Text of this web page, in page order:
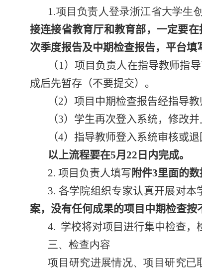
1.项目负责人登录浙江省大学生
接连接省教育厅和教育部，一定要
次季度报告及中期检查报告， 平台填
（ 1）项目负责人在指导教师指
成后先暂存（不要提交）。
（2）项目中期检查报告经指导
（3）学生再次登入系统，修改
（4）指导教师登入系统审核或
以上流程要在5月22 日内完成。
2.项目负责人填写 附件3里面的
3. 各学院组织专家认真开展对本
案，没有任何成果的项目中期检查按
4. 学校将对项目进行集中检查，
三、检查内容
项目研究进展情况、项目研究